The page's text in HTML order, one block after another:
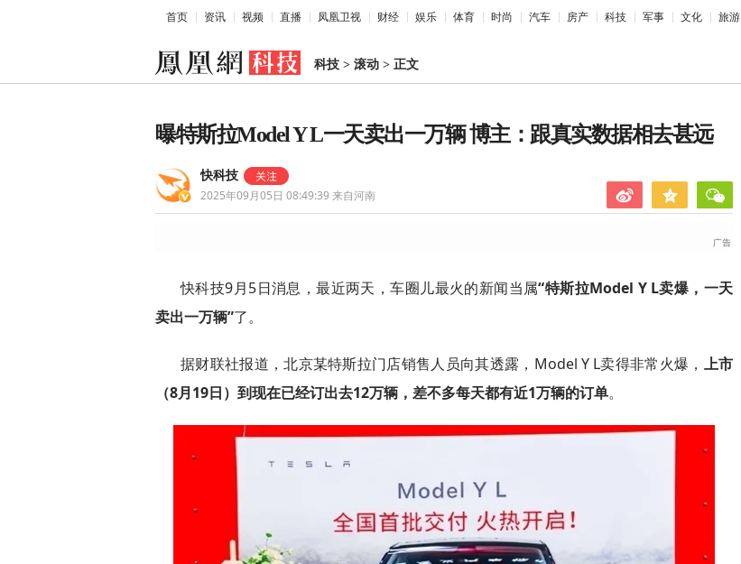
首页 资讯 视频 直播 凤凰卫视 财经 娱乐 体育 时尚 汽车 房产 科技 军事 文化 旅游
科技 > 滚动 > 正文
曝特斯拉Model Y L一天卖出一万辆 博主：跟真实数据相去甚远
快科技
2025年09月05日 08:49:39 来自河南
快科技9月5日消息，最近两天，车圈儿最火的新闻当属“特斯拉Model Y L卖爆，一天
卖出一万辆”了。
据财联社报道，北京某特斯拉门店销售人员向其透露，Model Y L卖得非常火爆， 上市
（8月19日）到现在已经订出去12万辆，差不多每天都有近1万辆的订单。